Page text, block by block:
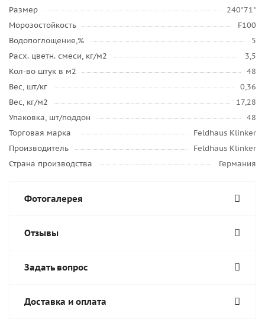
Размер
240*71*
Морозостойкость
F100
Водопоглощение,%
5
Расх. цветн. смеси, кг/м2
3,5
Кол-во штук в м2
48
Вес, шт/кг
0,36
Вес, кг/м2
17,28
Упаковка, шт/поддон
48
Торговая марка
Feldhaus Klinker
Производитель
Feldhaus Klinker
Страна производства
Германия
Фотогалерея
Отзывы
Задать вопрос
Доставка и оплата